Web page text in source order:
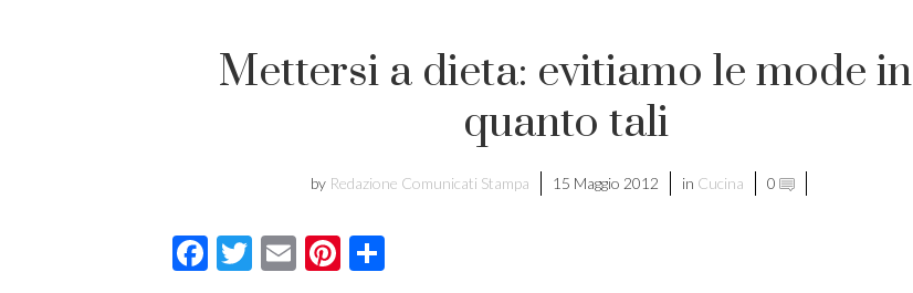
Mettersi a dieta: evitiamo le mode in
quanto tali
by Redazione Comunicati Stampa 15 Maggio 2012 in Cucina 0
Facebook
Twitter
EmailPinterest